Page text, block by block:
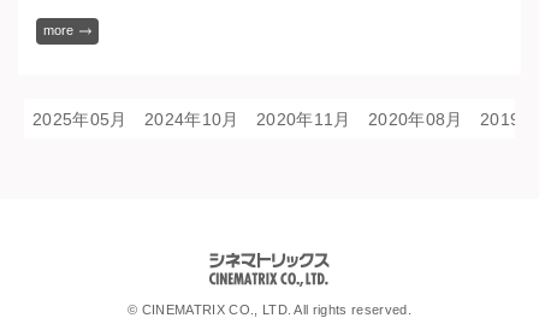
more
2025年05月 2024年10月 2020年11月 2020年08月 2019
© CINEMATRIX CO., LTD. All rights reserved.